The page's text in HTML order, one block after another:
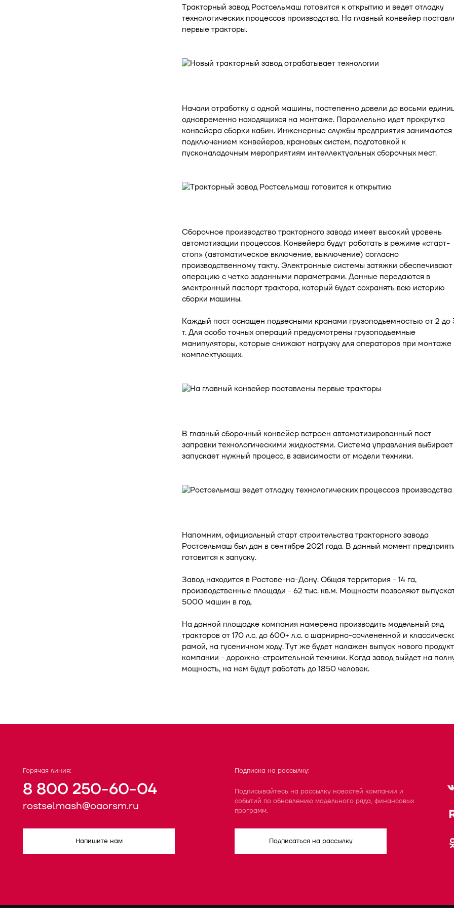
Тракторный завод Ростсельмаш готовится к открытию и ведет отладку
технологических процессов производства. На главный конвейер
первые тракторы.
Начали отработку с одной машины, постепенно довели до восьми
одновременно находящихся на монтаже. Параллельно идет прокрутка
конвейера сборки кабин. Инженерные службы предприятия занимаются
подключением конвейеров, крановых систем, подготовкой к
пусконаладочным мероприятиям интеллектуальных сборочных мест.
Сборочное производство тракторного завода имеет высокий уровень
автоматизации процессов. Конвейера будут работать в режиме «старт-
стоп» (автоматическое включение, выключение) согласно
производственному такту. Электронные системы затяжки обеспечивают
операцию с четко заданными параметрами. Данные передаются в
электронный паспорт трактора, который будет сохранять всю историю
сборки машины.
Каждый пост оснащен подвесными кранами грузоподъемностью от 2 до
т. Для особо точных операций предусмотрены грузоподъемные
манипуляторы, которые снижают нагрузку для операторов при монтаже
комплектующих.
В главный сборочный конвейер встроен автоматизированный пост
заправки технологическими жидкостями. Система управления
запускает нужный процесс, в зависимости от модели техники.
Напомним, официальный старт строительства тракторного завода
Ростсельмаш был дан в сентябре 2021 года. В данный момент
готовится к запуску.
Завод находится в Ростове-на-Дону. Общая территория - 14 га,
производственные площади - 62 тыс. кв.м. Мощности позволяют
5000 машин в год.
На данной площадке компания намерена производить модельный ряд
тракторов от 170 л.с. до 600+ л.с. с шарнирно-сочлененной и
рамой, на гусеничном ходу. Тут же будет налажен выпуск нового
компании - дорожно-строительной техники. Когда завод выйдет на
мощность, на нем будут работать до 1850 человек.
Горячая линия:
8 800 250-60-04
rostselmash@oaorsm.ru
Напишите нам
Подписка на рассылку:
Подписывайтесь на рассылку новостей компании и
событий по обновлению модельного ряда, финансовых
программ.
Подписаться на рассылку